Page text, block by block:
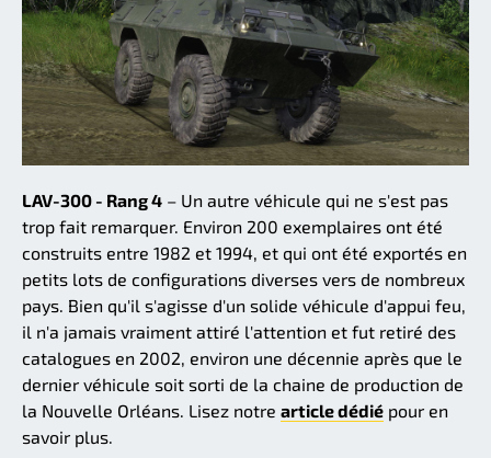
LAV-300 - Rang 4 – Un autre véhicule qui ne s'est pas
trop fait remarquer. Environ 200 exemplaires ont été
construits entre 1982 et 1994, et qui ont été exportés en
petits lots de configurations diverses vers de nombreux
pays. Bien qu'il s'agisse d'un solide véhicule d'appui feu,
il n'a jamais vraiment attiré l'attention et fut retiré des
catalogues en 2002, environ une décennie après que le
dernier véhicule soit sorti de la chaine de production de
la Nouvelle Orléans. Lisez notre article dédié pour en
savoir plus.